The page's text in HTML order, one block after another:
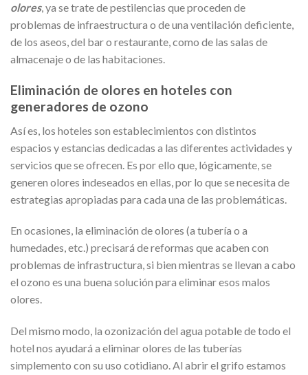
olores, ya se trate de pestilencias que proceden de
problemas de infraestructura o de una ventilación deficiente,
de los aseos, del bar o restaurante, como de las salas de
almacenaje o de las habitaciones.
Eliminación de olores en hoteles con
generadores de ozono
Así es, los hoteles son establecimientos con distintos
espacios y estancias dedicadas a las diferentes actividades y
servicios que se ofrecen. Es por ello que, lógicamente, se
generen olores indeseados en ellas, por lo que se necesita de
estrategias apropiadas para cada una de las problemáticas.
En ocasiones, la eliminación de olores (a tubería o a
humedades, etc.) precisará de reformas que acaben con
problemas de infrastructura, si bien mientras se llevan a cabo
el ozono es una buena solución para eliminar esos malos
olores.
Del mismo modo, la ozonización del agua potable de todo el
hotel nos ayudará a eliminar olores de las tuberías
simplemento con su uso cotidiano. Al abrir el grifo estamos